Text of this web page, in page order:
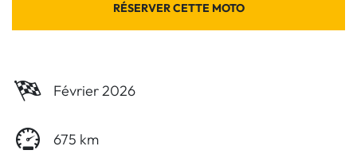
RÉSERVER CETTE MOTO
Février 2026
675 km